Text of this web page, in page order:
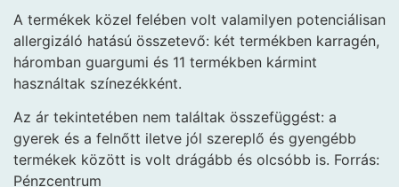
A termékek közel felében volt valamilyen potenciálisan
allergizáló hatású összetevő: két termékben karragén,
háromban guargumi és 11 termékben kármint
használtak színezékként.
Az ár tekintetében nem találtak összefüggést: a
gyerek és a felnőtt iletve jól szereplő és gyengébb
termékek között is volt drágább és olcsóbb is. Forrás:
Pénzcentrum